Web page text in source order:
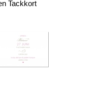
Tackkort